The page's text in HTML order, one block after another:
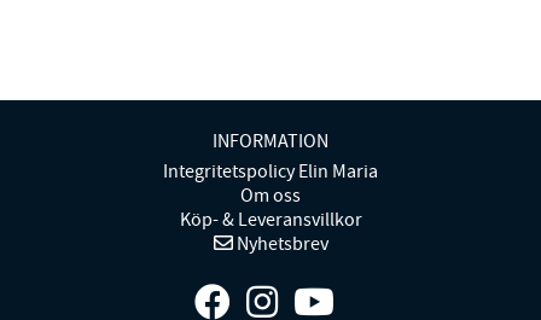
INFORMATION
Integritetspolicy Elin Maria
Om oss
Köp- & Leveransvillkor
Nyhetsbrev